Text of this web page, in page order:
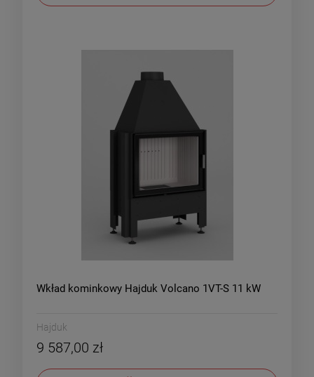
Wkład kominkowy Hajduk Volcano 1VT-S 11 kW
Hajduk
9 587,00 zł